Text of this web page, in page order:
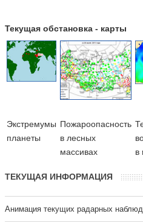
Текущая обстановка - карты
Экстремумы
планеты
Пожароопасность
в лесных
массивах
в
ТЕКУЩАЯ ИНФОРМАЦИЯ
Анимация текущих радарных